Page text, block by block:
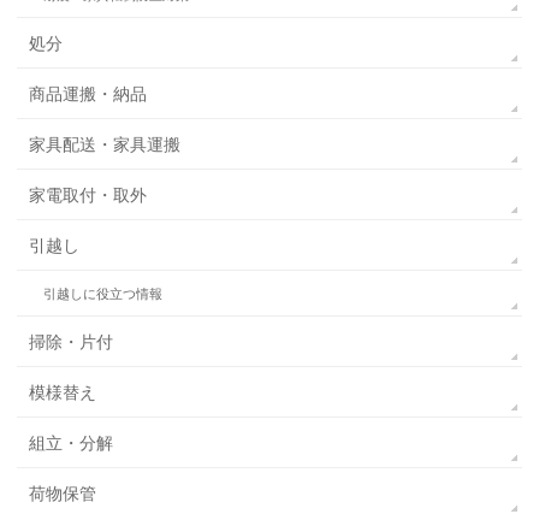
処分
商品運搬・納品
家具配送・家具運搬
家電取付・取外
引越し
引越しに役立つ情報
掃除・片付
模様替え
組立・分解
荷物保管